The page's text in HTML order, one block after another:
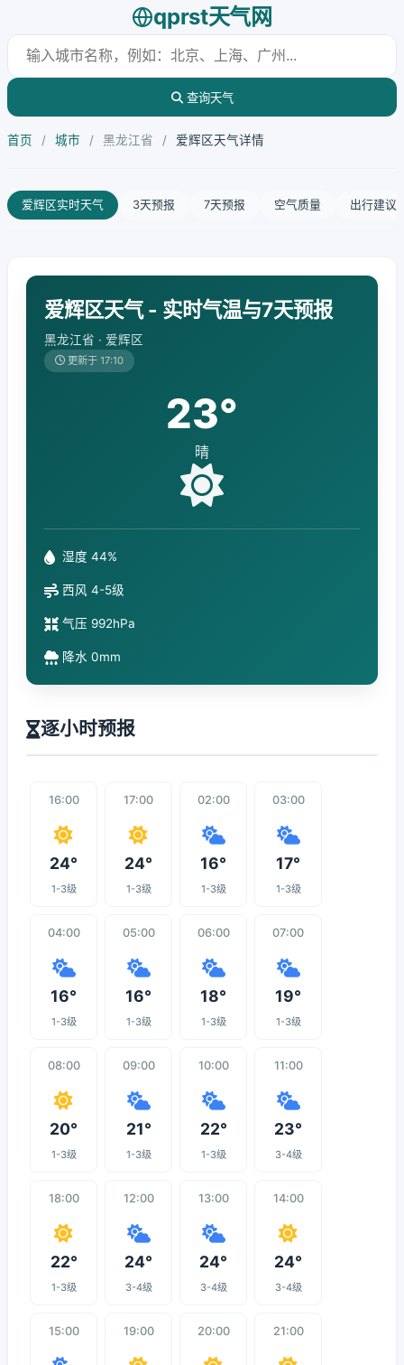
qprst天气网
查询天气
首页 / 城市 / 黑龙江省 / 爱辉区天气详情
爱辉区实时天气 3天预报 7天预报 空气质量 出行建议
爱辉区天气 - 实时气温与7天预报
黑龙江省 · 爱辉区
更新于 17:10
23°
晴
湿度 44%
西风 4-5级
气压 992hPa
降水 0mm
逐小时预报
16:00
24°
1-3级
17:00
24°
1-3级
02:00
16°
1-3级
03:00
17°
1-3级
04:00
16°
1-3级
05:00
16°
1-3级
06:00
18°
1-3级
07:00
19°
1-3级
08:00
20°
1-3级
09:00
21°
1-3级
10:00
22°
1-3级
11:00
23°
3-4级
18:00
22°
1-3级
12:00
24°
3-4级
13:00
24°
3-4级
14:00
24°
3-4级
15:00 19:00 20:00 21:00